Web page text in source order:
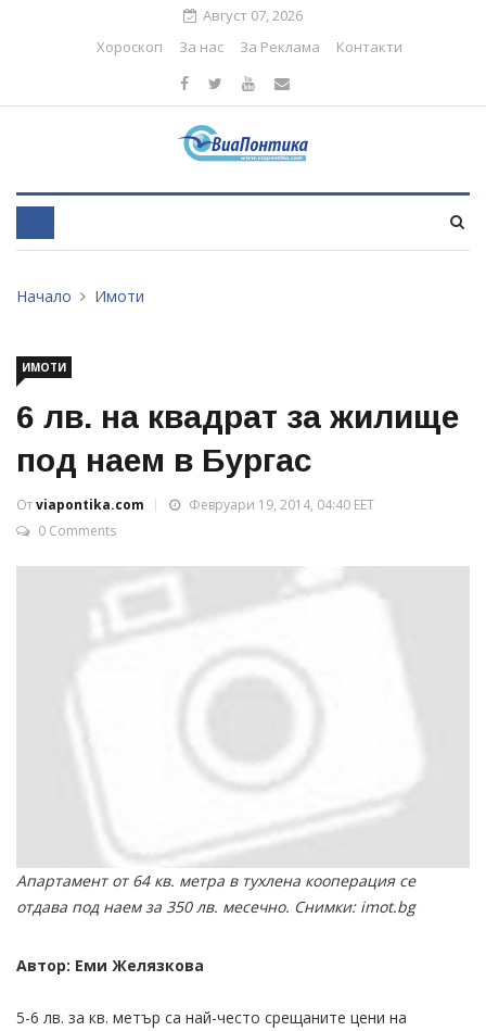
Август 07, 2026
Хороскоп
За нас За Реклама Контакти
Начало Имоти
ИМОТИ
6 лв. на квадрат за жилище
под наем в Бургас
Отviapontika.com
Февруари 19, 2014, 04:40 EET
0 Comments
Апартамент от 64 кв. метра в тухлена кооперация се
отдава под наем за 350 лв. месечно. Снимки: imot.bg
Автор: Еми Желязкова
5-6 лв. за кв. метър са най-често срещаните цени на